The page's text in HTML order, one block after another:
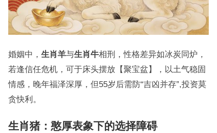
婚姻中， 生肖羊与生肖牛相刑，性格差异如冰炭同炉，
若逢信任危机，可于床头摆放【聚宝盆】，以土气稳固
情感，晚年福泽深厚，但55岁后需防“吉凶并存”,投资莫
贪快利。
生肖猪：憨厚表象下的选择障碍